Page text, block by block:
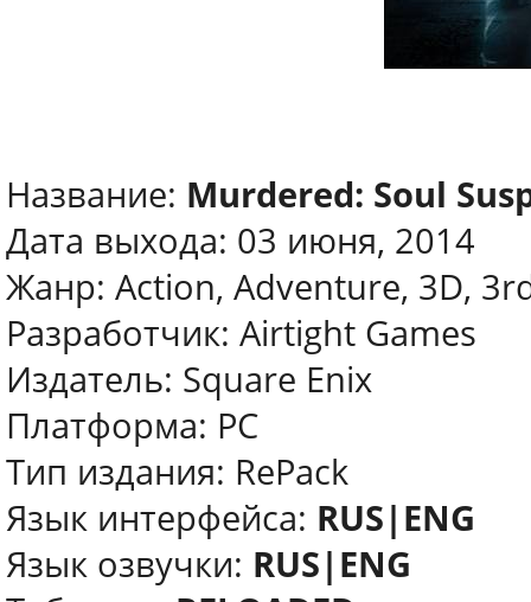
Название: Murdered: Soul
Дата выхода: 03 июня, 2014
Жанр: Action, Adventure, 3D,
Разработчик: Airtight Games
Издатель: Square Enix
Платформа: РС
Тип издания: RePack
Язык интерфейса: RUS|ENG
Язык озвучки: RUS|ENG